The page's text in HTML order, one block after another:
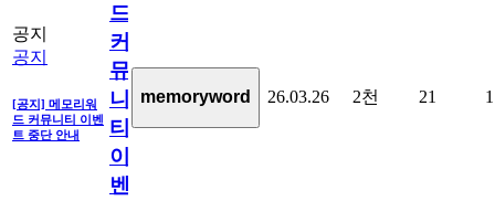
공지
공지
[공지] 메모리워
드 커뮤니티 이벤
트 중단 안내
드
커
뮤
니
티
이
벤
memoryword 26.03.26 2천 21 1